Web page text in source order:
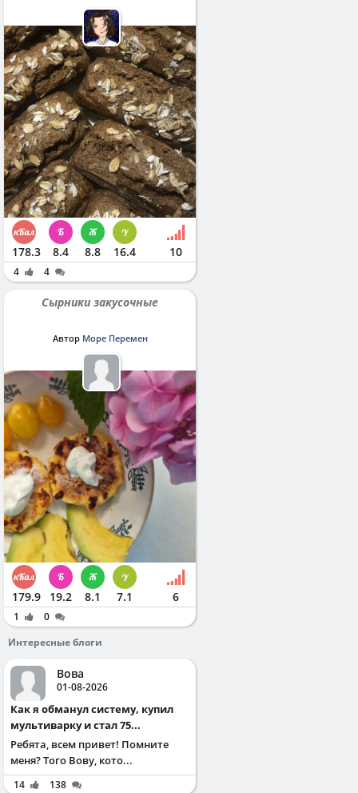
178.3 8.4 8.8 16.4 10
4 4
Сырники закусочные
Автор Море Перемен
179.9 19.2 8.1 7.1 6
1
0
Интересные блоги
Вова
01-08-2026
Как я обманул систему, купил
мультиварку и стал 75...
Ребята, всем привет! Помните
меня? Того Вову, кото...
14 138